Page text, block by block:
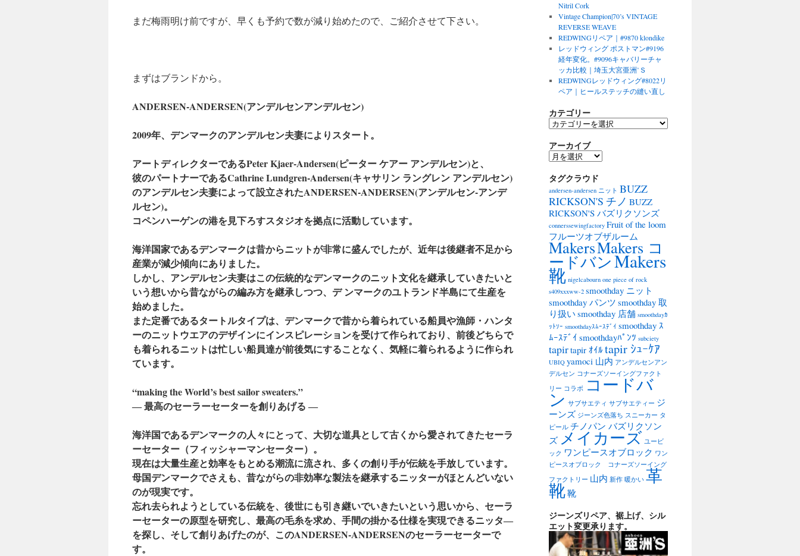
まだ梅雨明け前ですが、早くも予約で数が減り始めたので、ご紹介させて下さい。
まずはブランドから。
ANDERSEN-ANDERSEN(アンデルセンアンデルセン)
2009年、デンマークのアンデルセン夫妻によりスタート。
アートディレクターであるPeter Kjaer-Andersen(ピーター ケアー アンデルセン)と、
彼のパートナーであるCathrine Lundgren-Andersen(キャサリン ラングレン アンデルセン)
のアンデルセン夫妻によって設立されたANDERSEN-ANDERSEN(アンデルセン-アンデ
ルセン)。
コペンハーゲンの港を見下ろすスタジオを拠点に活動しています。
海洋国家であるデンマークは昔からニットが非常に盛んでしたが、近年は後継者不足から
産業が減少傾向にありました。
しかし、アンデルセン夫妻はこの伝統的なデンマークのニット文化を継承していきたいと
いう想いから昔ながらの編み方を継承しつつ、デ ンマークのユトランド半島にて生産を
始めました。
また定番であるタートルタイプは、デンマークで昔から着られている船員や漁師・ハンタ
ーのニットウエアのデザインにインスピレーションを受けて作られており、前後どちらで
も着られるニットは忙しい船員達が前後気にすることなく、気軽に着られるように作られ
ています。
“making the World’s best sailor sweaters.”
― 最高のセーラーセーターを創りあげる ―
海洋国であるデンマークの人々にとって、大切な道具として古くから愛されてきたセーラ
ーセーター（フィッシャーマンセーター）。
現在は大量生産と効率をもとめる潮流に流され、多くの創り手が伝統を手放しています。
母国デンマークでさえも、昔ながらの非効率な製法を継承するニッターがほとんどいない
のが現実です。
忘れ去られようとしている伝統を、後世にも引き継いでいきたいという思いから、 セーラ
ーセーターの原型を研究し、最高の毛糸を求め、手間の掛かる仕様を実現できるニッタ―
を探し、 そして創りあげたのが、このANDERSEN-ANDERSENのセーラーセーターで
す。
Nitril Cork
Vintage Champion|70’s VINTAGE
REVERSE WEAVE
REDWINGリペア｜#9870 klondike
レッドウィング ポストマン#9196
経年変化。#9096キャバリーチャ
ッカ比較｜埼玉大宮亜洲’Ｓ
REDWINGレッドウィング#8022リ
ペア｜ヒールステッチの縫い直し
カテゴリー
カ
ゴ
リ
アーカイブ
ア
カ
イ
ブ
タグクラウド
andersen-andersen ニット BUZZ
RICKSON'S チノ BUZZ
RICKSON'S バズリクソンズ
connerssewingfactory Fruit of the loom
フルーツオブザルーム
MakersMakers コ
ードバンMakers
靴 nigelcabourn one piece of rock
s409xxxww-2 smoothday ニット
smoothday パンツ smoothday 取
り扱い smoothday 店舗 smoothdayｶ
ｯﾄｿｰ smoothdayｽﾑｰｽﾃﾞｲ smoothday ｽ
ﾑｰｽﾃﾞｲ smoothdayﾊﾟﾝﾂ subciety
tapirtapir ｵｲﾙ tapir ｼｭｰｹｱ
UBIQ yamoci 山内 アンデルセンアン
デルセン コナーズソーイングファクト
リー コラボ コードバ
ン サブサエティ サブサエティー ジ
ーンズ ジーンズ色落ち スニーカー タ
ピール チノパン バズリクソン
ズ メイカーズ ユービ
ック ワンピースオブロック ワン
ピースオブロック コナーズソーイング
ファクトリー 山内 新作 暖かい 革
靴靴
ジーンズリペア、裾上げ、シル
エット変更承ります。